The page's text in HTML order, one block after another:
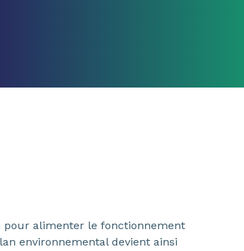
pour alimenter le fonctionnement
environnemental devient ainsi